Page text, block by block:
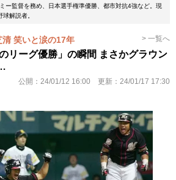
ー監督を務め、日本選手権準優勝、都市対抗4強など。現
解説者。
清 笑いと涙の17年 > 一覧へ
リーグ優勝」の瞬間 まさかグラウン
公開： 24/01/12 16:00 更新： 24/01/17 17:30